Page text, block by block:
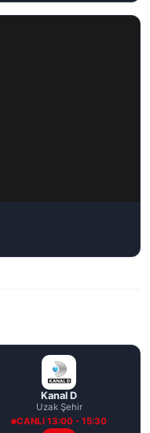
Kanal D
Uzak Şehir
CANLI 13:00 - 15:30